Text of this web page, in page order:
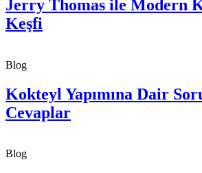
Jerry Thomas ile Modern
Keşfi
Blog
Kokteyl Yapımına Dair
Cevaplar
Blog